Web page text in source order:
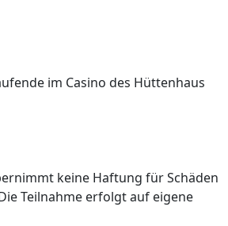
im Casino des Hüttenhaus
keine Haftung für Schäden
Teilnahme erfolgt auf eigene